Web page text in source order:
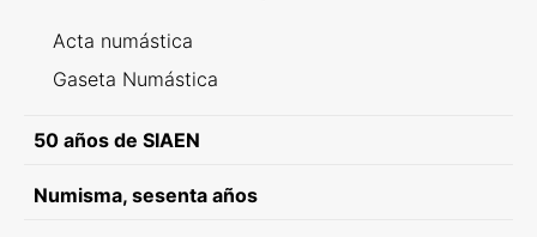
Acta numástica
Gaseta Numástica
50 años de SIAEN
Numisma, sesenta años